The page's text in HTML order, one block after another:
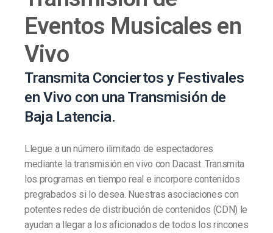
Eventos Musicales en
Vivo
Transmita Conciertos y Festivales
en Vivo con una Transmisión de
Baja Latencia.
Llegue a un número ilimitado de espectadores
mediante la transmisión en vivo con Dacast. Transmita
los programas en tiempo real e incorpore contenidos
pregrabados si lo desea. Nuestras asociaciones con
potentes redes de distribución de contenidos (CDN) le
ayudan a llegar a los aficionados de todos los rincones